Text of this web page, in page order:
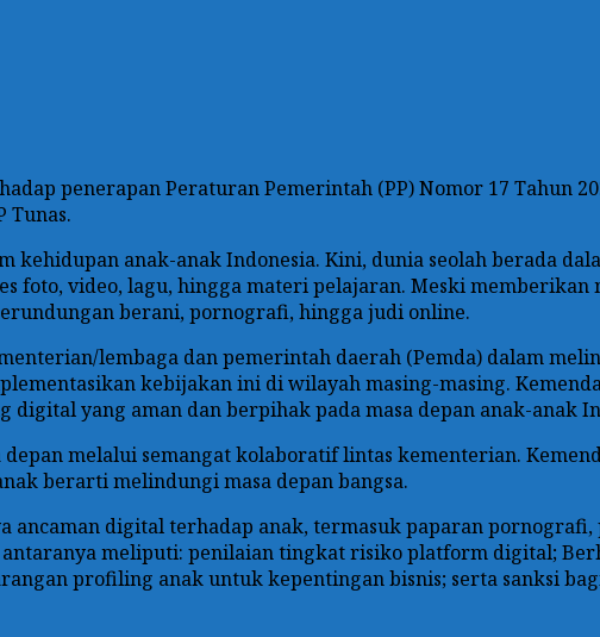
penerapan Peraturan Pemerintah (PP) Nomor 17 Tahun
Tunas.
anak-anak Indonesia. Kini, dunia seolah berada
foto, video, lagu, hingga materi pelajaran. Meski
berani, pornografi, hingga judi online.
lembaga dan pemerintah daerah (Pemda) dalam
kebijakan ini di wilayah masing-masing.
yang aman dan berpihak pada masa depan anak-anak
melalui semangat kolaboratif lintas kementerian.
berarti melindungi masa depan bangsa.
ancaman digital terhadap anak, termasuk paparan
meliputi: penilaian tingkat risiko platform digital;
profiling anak untuk kepentingan bisnis; serta sanksi